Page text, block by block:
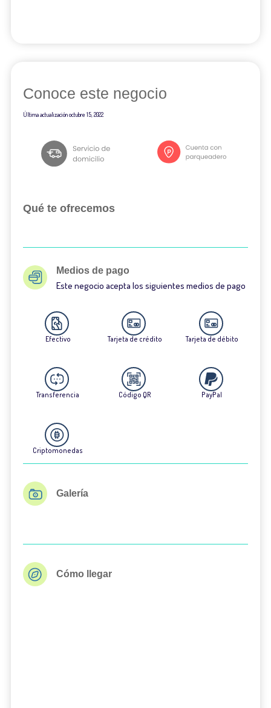
Conoce este negocio
Última actualizaciónoctubre 15, 2022
Qué te ofrecemos
Medios de pago
Este negocio acepta los siguientes medios de pago
Efectivo Tarjeta de crédito Tarjeta de débito
Transferencia Código QR PayPal
Criptomonedas
Galería
Cómo llegar